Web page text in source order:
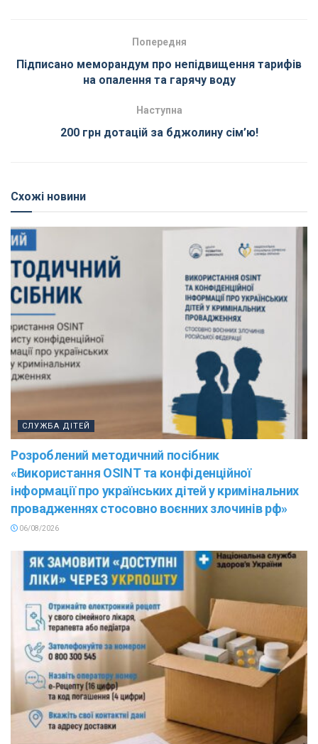
Попередня
Підписано меморандум про непідвищення тарифів
на опалення та гарячу воду
Наступна
200 грн дотацій за бджолину сім’ю!
Схожі новини
СЛУЖБА ДІТЕЙ
Розроблений методичний посібник
«Використання OSINT та конфіденційної
інформації про українських дітей у кримінальних
провадженнях стосовно воєнних злочинів рф»
06/08/2026